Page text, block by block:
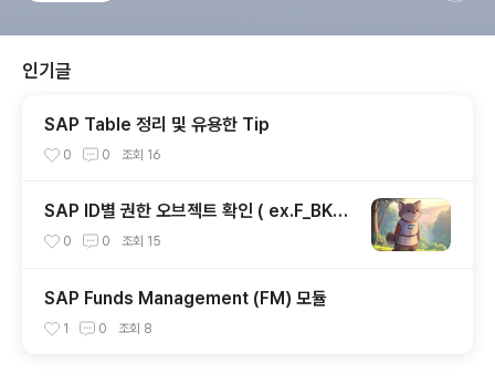
인기글
SAP Table 정리 및 유용한 Tip
0 0 조회 16
SAP ID별 권한 오브젝트 확인 ( ex.F_BKPF
_BUK )
0 0 조회 15
SAP Funds Management (FM) 모듈
1 0 조회 8